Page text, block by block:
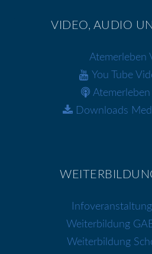
VIDEO, AUDIO
Atemerleben
You Tube
Downloads
Weiterbildung
Weiterbildung